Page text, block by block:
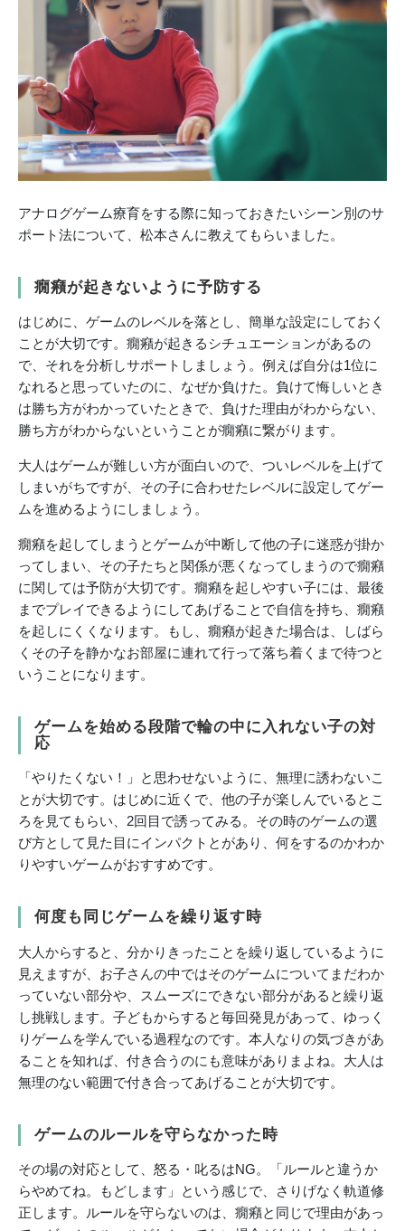
アナログゲーム療育をする際に知っておきたいシーン別のサ
ポート法について、松本さんに教えてもらいました。
癇癪が起きないように予防する
はじめに、ゲームのレベルを落とし、簡単な設定にしておく
ことが大切です。癇癪が起きるシチュエーションがあるの
で、それを分析しサポートしましょう。例えば自分は1位に
なれると思っていたのに、なぜか負けた。負けて悔しいとき
は勝ち方がわかっていたときで、負けた理由がわからない、
勝ち方がわからないということが癇癪に繋がります。
大人はゲームが難しい方が面白いので、ついレベルを上げて
しまいがちですが、その子に合わせたレベルに設定してゲー
ムを進めるようにしましょう。
癇癪を起してしまうとゲームが中断して他の子に迷惑が掛か
ってしまい、その子たちと関係が悪くなってしまうので癇癪
に関しては予防が大切です。癇癪を起しやすい子には、最後
までプレイできるようにしてあげることで自信を持ち、癇癪
を起しにくくなります。もし、癇癪が起きた場合は、しばら
くその子を静かなお部屋に連れて行って落ち着くまで待つと
いうことになります。
ゲームを始める段階で輪の中に入れない子の対
応
「やりたくない！」と思わせないように、無理に誘わないこ
とが大切です。はじめに近くで、他の子が楽しんでいるとこ
ろを見てもらい、2回目で誘ってみる。その時のゲームの選
び方として見た目にインパクトとがあり、何をするのかわか
りやすいゲームがおすすめです。
何度も同じゲームを繰り返す時
大人からすると、分かりきったことを繰り返しているように
見えますが、お子さんの中ではそのゲームについてまだわか
っていない部分や、スムーズにできない部分があると繰り返
し挑戦します。子どもからすると毎回発見があって、ゆっく
りゲームを学んでいる過程なのです。本人なりの気づきがあ
ることを知れば、付き合うのにも意味がありまよね。大人は
無理のない範囲で付き合ってあげることが大切です。
ゲームのルールを守らなかった時
その場の対応として、怒る・叱るはNG。「ルールと違うか
らやめてね。もどします」という感じで、さりげなく軌道修
正します。ルールを守らないのは、癇癪と同じで理由があっ